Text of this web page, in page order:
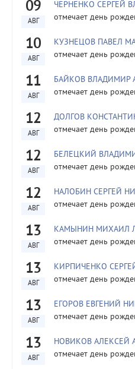
09
АВГ
ЧЕРНЕНКО СЕРГЕЙ
отмечает день
10
АВГ
КУЗНЕЦОВ ПАВЕЛ
отмечает день
11
АВГ
БАЙКОВ ВЛАДИМИР
отмечает день
12
АВГ
ДОЛГОВ
отмечает день
12
АВГ
БЕЛЕЦКИЙ
отмечает день
12
АВГ
НАЛОБИН СЕРГЕЙ
отмечает день
13
АВГ
КАМЫНИН МИХАИЛ
отмечает день
13
АВГ
КИРПИЧЕНКО
отмечает день
13
АВГ
ЕГОРОВ ЕВГЕНИЙ
отмечает день
13
АВГ
НОВИКОВ АЛЕКСЕЙ
отмечает день